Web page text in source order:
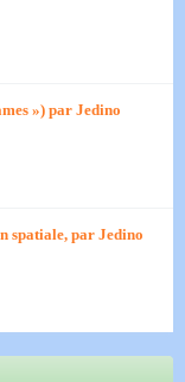
») par Jedino
spatiale, par Jedino